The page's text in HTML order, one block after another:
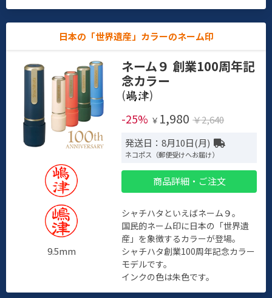
日本の「世界遺産」カラーのネーム印
9.5mm
ネーム９ 創業100周年記
念カラー
(
)
-25% ￥ 1,980 ￥2,640
発送日：8月10日(月)
ネコポス（郵便受けへお届け）
商品詳細・ご注文
シャチハタといえばネーム９。
国民的ネーム印に日本の「世界遺
産」を象徴するカラーが登場。
シャチハタ創業100周年記念カラー
モデルです。
インクの色は朱色です。